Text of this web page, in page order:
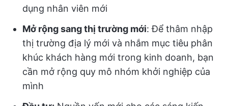
dụng nhân viên mới
Mở rộng sang thị trường mới: Để thâm nhập
thị trường địa lý mới và nhắm mục tiêu phân
khúc khách hàng mới trong kinh doanh, bạn
cần mở rộng quy mô nhóm khởi nghiệp của
mình